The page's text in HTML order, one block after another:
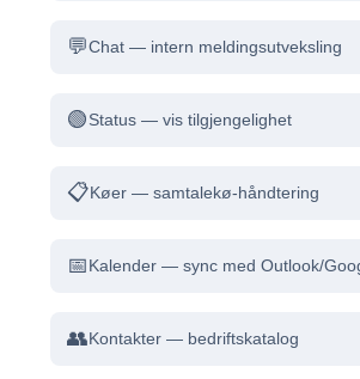
💬Chat — intern meldingsutveksling
🟢Status — vis tilgjengelighet
📋Køer — samtalekø-håndtering
📅Kalender — sync med Outlook/
👥Kontakter — bedriftskatalog